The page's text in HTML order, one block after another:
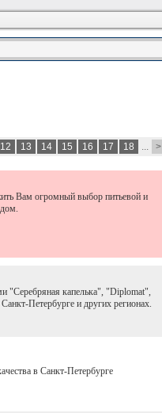
12 13 14 15 16 17 18 ... >
Вам огромный выбор питьевой и
"Серебряная капелька", "Diplomat",
Петербурге и других регионах.
в Санкт-Петербурге